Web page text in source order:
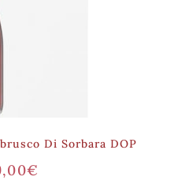
Di Sorbara DOP
€